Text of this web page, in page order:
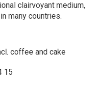
clairvoyant medium,
many countries.
coffee and cake
15